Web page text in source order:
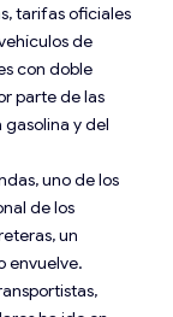
tarifas oficiales
de
con doble
parte de las
y del
uno de los
de los
un
envuelve.